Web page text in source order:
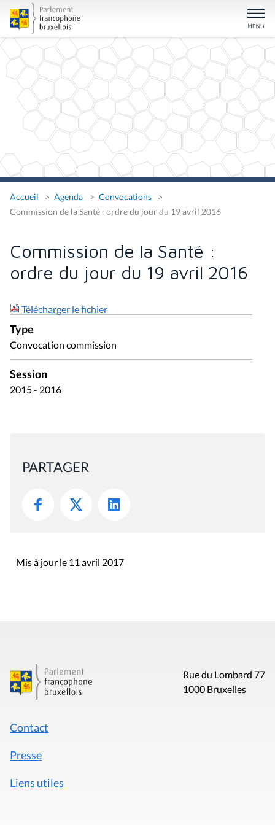
Accueil Agenda
Convocations
Commission de la Santé : ordre du jour du 19 avril 2016
Commission de la Santé :
ordre du jour du 19 avril 2016
Télécharger le fichier
Type
Convocation commission
Session
2015 - 2016
PARTAGER
Mis à jour le 11 avril 2017
Rue du Lombard 77
1000 Bruxelles
Contact
Presse
Liens utiles